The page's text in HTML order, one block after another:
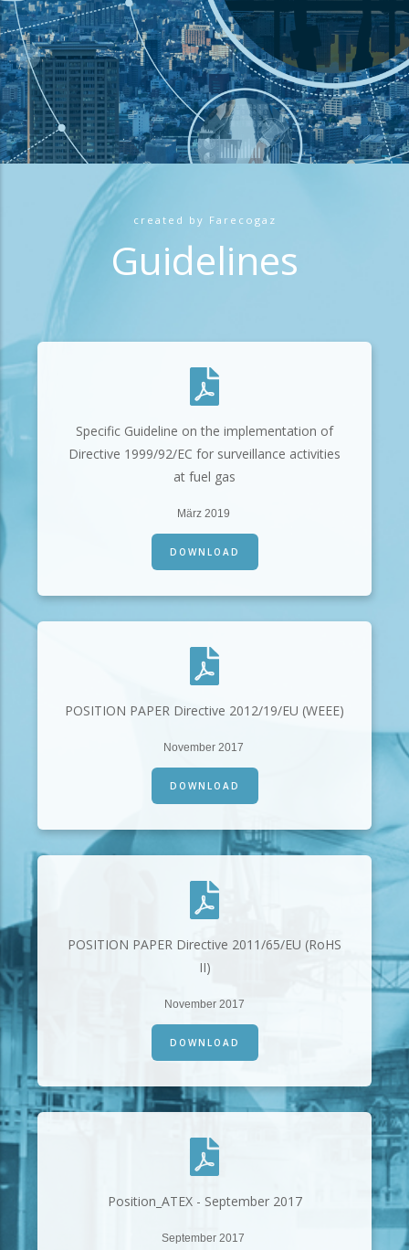
created by Farecogaz
Guidelines
Specific Guideline on the implementation of
Directive 1999/92/EC for surveillance activities
at fuel gas
März 2019
DOWNLOAD
POSITION PAPER Directive 2012/19/EU (WEEE)
November 2017
DOWNLOAD
POSITION PAPER Directive 2011/65/EU (RoHS
II)
November 2017
DOWNLOAD
Position_ATEX - September 2017
September 2017